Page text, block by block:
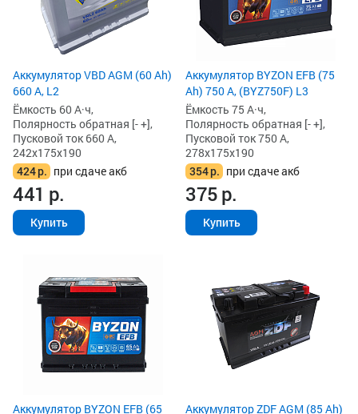
Аккумулятор VBD AGM (60 Ah)
660 А, L2
Ёмкость 60 А·ч,
Полярность обратная [- +],
Пусковой ток 660 А,
242x175x190
424р. при сдаче акб
441 р.
Купить
Аккумулятор BYZON EFB (75
Ah) 750 А, (BYZ750F) L3
Ёмкость 75 А·ч,
Полярность обратная [- +],
Пусковой ток 750 А,
278x175x190
354р. при сдаче акб
375р.
Купить
Аккумулятор BYZON EFB (65 Аккумулятор ZDF AGM (85 Ah)